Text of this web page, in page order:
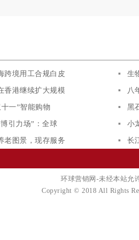
跨境用工合规白皮 生
香港继续扩大规模 八
一”智能购物 黑
引力场”：全球 小
老图景，现存服务 长
环球营销网-未经本站允
Copyright © 2018 All Rights